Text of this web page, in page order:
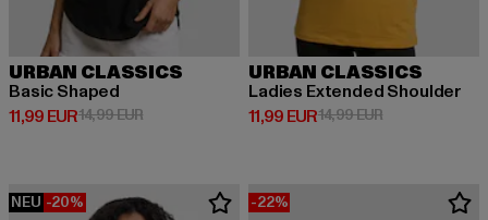
URBAN CLASSICS
Basic Shaped
11,99 EUR
Derzeitiger Preis: 11,99 EUR
14,99 EURAktionspreis: 14,99 EUR
URBAN CLASSICS
Ladies Extended Shoulder
11,99 EUR
Derzeitiger Preis: 11,99 EUR
14,99 EURAktionspreis:
NEU -20% -22%